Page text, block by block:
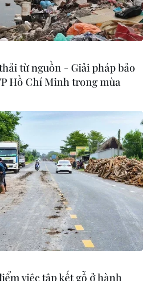
trợ 4.000 tỷ đồng thúc
bền vững và chuyển đổi
đồng tín dụng 4.000 tỷ đồng cho
Tân Phước 1, nhằm thúc đẩy
và chuyển đổi xanh tại Việt Nam.
từ nguồn - Giải pháp bảo
Hồ Chí Minh trong mùa
việc tập kết gỗ ở hành